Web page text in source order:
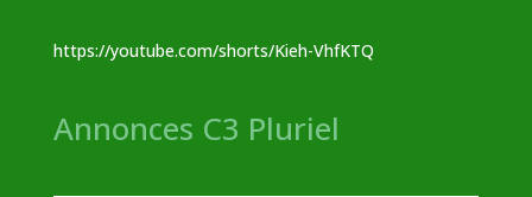
https://youtube.com/shorts/Kieh-VhfKTQ
Annonces C3 Pluriel